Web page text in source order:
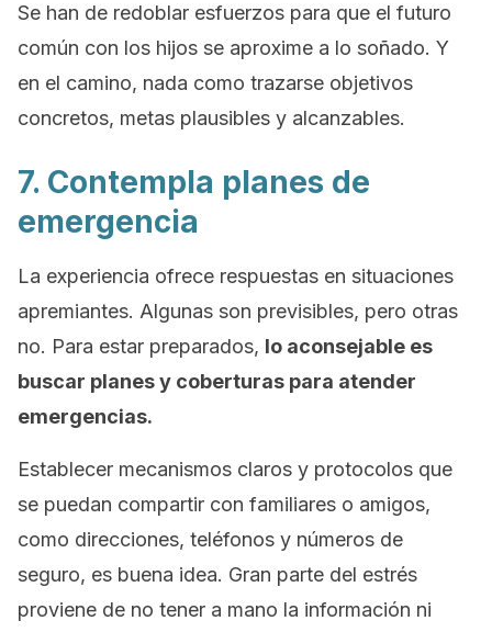
Se han de redoblar esfuerzos para que el futuro
común con los hijos se aproxime a lo soñado. Y
en el camino, nada como trazarse objetivos
concretos, metas plausibles y alcanzables.
7. Contempla planes de
emergencia
La experiencia ofrece respuestas en situaciones
apremiantes. Algunas son previsibles, pero otras
no. Para estar preparados, lo aconsejable es
buscar planes y coberturas para atender
emergencias.
Establecer mecanismos claros y protocolos que
se puedan compartir con familiares o amigos,
como direcciones, teléfonos y números de
seguro, es buena idea. Gran parte del estrés
proviene de no tener a mano la información ni